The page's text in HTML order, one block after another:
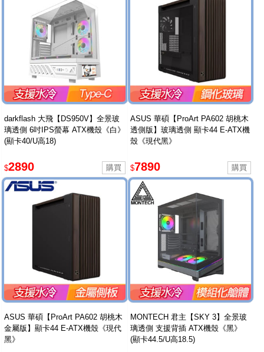
darkflash 大飛【DS950V】全景玻
璃透側 6吋IPS螢幕 ATX機殼《白》
(顯卡40/U高18)
$2890
ASUS 華碩【ProArt PA602 胡桃木
透側版】玻璃透側 顯卡44 E-ATX機
殼《現代黑》
$7890
ASUS 華碩【ProArt PA602 胡桃木
金屬版】顯卡44 E-ATX機殼《現代
黑》
MONTECH 君主【SKY 3】全景玻
璃透側 支援背插 ATX機殼《黑》
(顯卡44.5/U高18.5)